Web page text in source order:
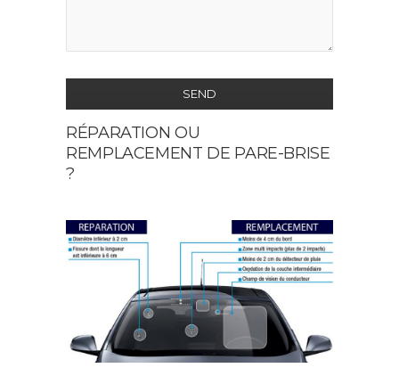
SEND
This
field
should
left
blank
RÉPARATION OU
REMPLACEMENT DE PARE-BRISE
?